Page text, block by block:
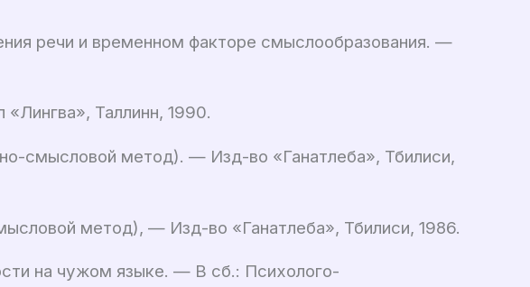
речи и временном факторе смыслообразования. —
Таллинн, 1990.
смысловой метод). — Изд-во «Ганатлеба», Тбилиси,
метод), — Изд-во «Ганатлеба», Тбилиси, 1986.
на чужом языке. — В сб.: Психолого-